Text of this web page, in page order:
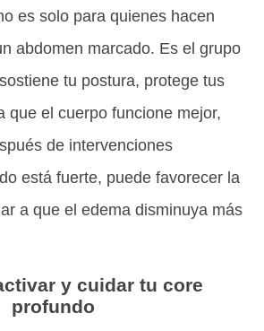
es solo para quienes hacen
abdomen marcado. Es el grupo
tu postura, protege tus
que el cuerpo funcione mejor,
de intervenciones
está fuerte, puede favorecer la
a que el edema disminuya más
y cuidar tu core
profundo